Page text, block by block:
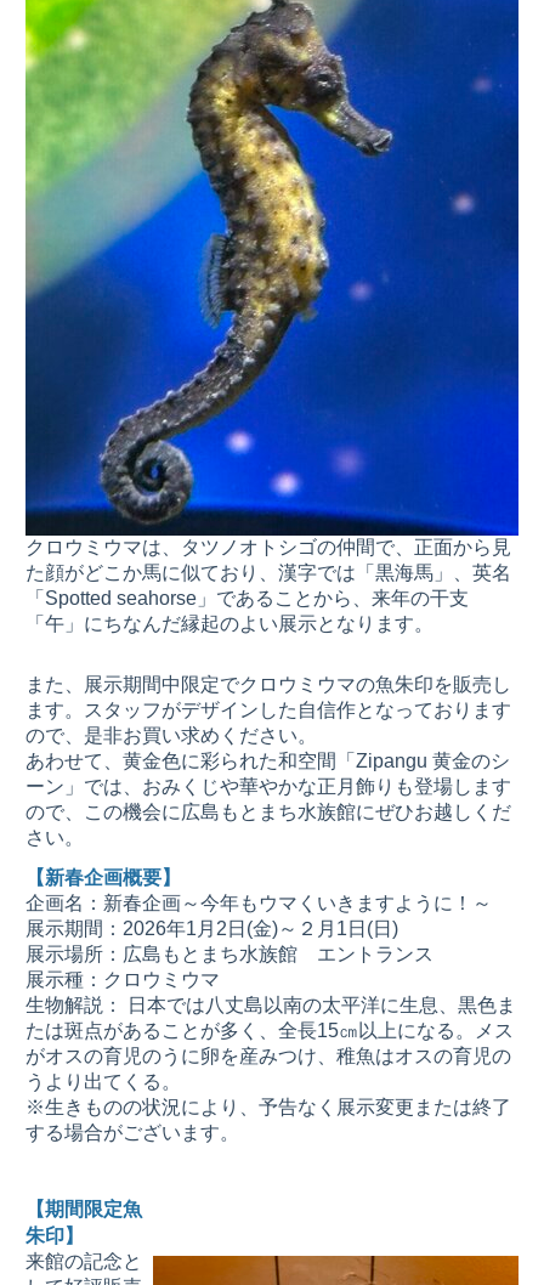
クロウミウマは、タツノオトシゴの仲間で、正面から見
た顔がどこか馬に似ており、漢字では「黒海馬」、英名
「Spotted seahorse」であることから、来年の干支
「午」にちなんだ縁起のよい展示となります。
また、展示期間中限定でクロウミウマの魚朱印を販売し
ます。スタッフがデザインした自信作となっております
ので、是非お買い求めください。
あわせて、黄金色に彩られた和空間「Zipangu 黄金のシ
ーン」では、おみくじや華やかな正月飾りも登場します
ので、この機会に広島もとまち水族館にぜひお越しくだ
さい。
【新春企画概要】
企画名：新春企画～今年もウマくいきますように！～
展示期間：2026年1月2日(金)～２月1日(日)
展示場所：広島もとまち水族館 エントランス
展示種：クロウミウマ
生物解説： 日本では八丈島以南の太平洋に生息、黒色ま
たは斑点があることが多く、全長15㎝以上になる。メス
がオスの育児のうに卵を産みつけ、稚魚はオスの育児の
うより出てくる。
※生きものの状況により、予告なく展示変更または終了
する場合がございます。
【期間限定魚
朱印】
来館の記念と